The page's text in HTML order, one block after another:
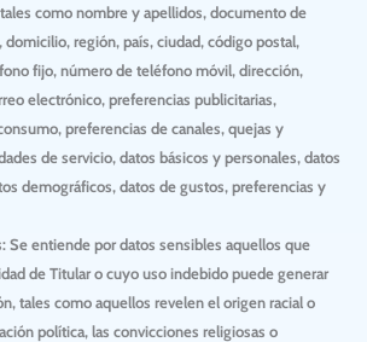
como nombre y apellidos, documento de
domicilio, región, país, ciudad, código postal,
fijo, número de teléfono móvil, dirección,
electrónico, preferencias publicitarias,
preferencias de canales, quejas y
de servicio, datos básicos y personales, datos
demográficos, datos de gustos, preferencias y
Se entiende por datos sensibles aquellos que
de Titular o cuyo uso indebido puede generar
tales como aquellos revelen el origen racial o
política, las convicciones religiosas o